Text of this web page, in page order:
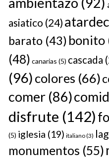
asiatico (24)
barato (43) bonito
(48) canarias (5) cascada
(96) colores (66)
comer (86)
disfrute (142)
(5) iglesia (19) italiano(3)
monumentos (55)